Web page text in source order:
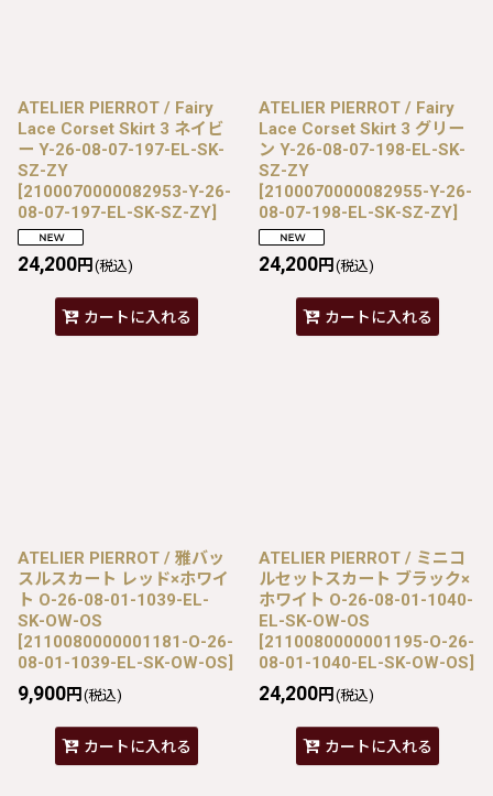
ATELIER PIERROT / Fairy
Lace Corset Skirt 3 ネイビ
ー Y-26-08-07-197-EL-SK-
SZ-ZY
[2100070000082953-Y-26-
08-07-197-EL-SK-SZ-ZY]
24,200円 (税込)
カートに入れる
ATELIER PIERROT / Fairy
Lace Corset Skirt 3 グリー
ン Y-26-08-07-198-EL-SK-
SZ-ZY
[2100070000082955-Y-26-
08-07-198-EL-SK-SZ-ZY]
24,200円 (税込)
カートに入れる
ATELIER PIERROT / 雅バッ
スルスカート レッド×ホワイ
ト O-26-08-01-1039-EL-
SK-OW-OS
[2110080000001181-O-26-
08-01-1039-EL-SK-OW-OS]
9,900円 (税込)
カートに入れる
ATELIER PIERROT / ミニコ
ルセットスカート ブラック×
ホワイト O-26-08-01-1040-
EL-SK-OW-OS
[2110080000001195-O-26-
08-01-1040-EL-SK-OW-OS]
24,200円 (税込)
カートに入れる